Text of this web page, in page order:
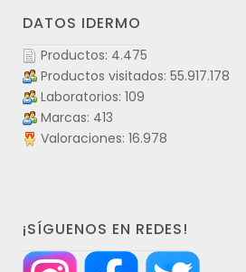
DATOS IDERMO
Productos: 4.475
Productos visitados: 55.917.178
Laboratorios: 109
Marcas: 413
Valoraciones: 16.978
¡SÍGUENOS EN REDES!